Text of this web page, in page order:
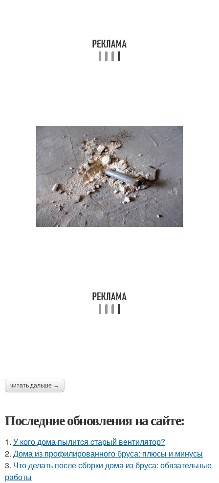
читать дальше →
Последние обновления на сайте:
1. У кого дома пылитcя cтарый вентилятор?
2. Дома из профилированного бруса: плюсы и минусы
3. Что делать после сборки дома из бруса: обязательные
работы